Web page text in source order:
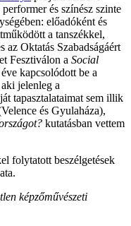
és színész szinte
előadóként és
a tanszékkel,
Oktatás Szabadságáért
Fesztiválon a Social
kapcsolódott be a
jelenleg a
tapasztalataimat sem illik
és Gyulaháza),
kutatásban vettem
folytatott beszélgetések
képzőművészeti